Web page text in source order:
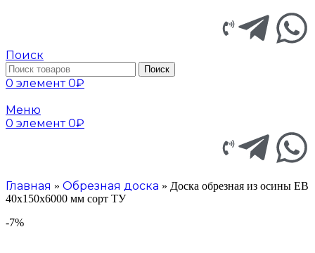
Поиск
Поиск
0 элемент 0₽
Меню
0 элемент 0₽
Главная » Обрезная доска » Доска обрезная из осины ЕВ
40х150х6000 мм сорт ТУ
-7%